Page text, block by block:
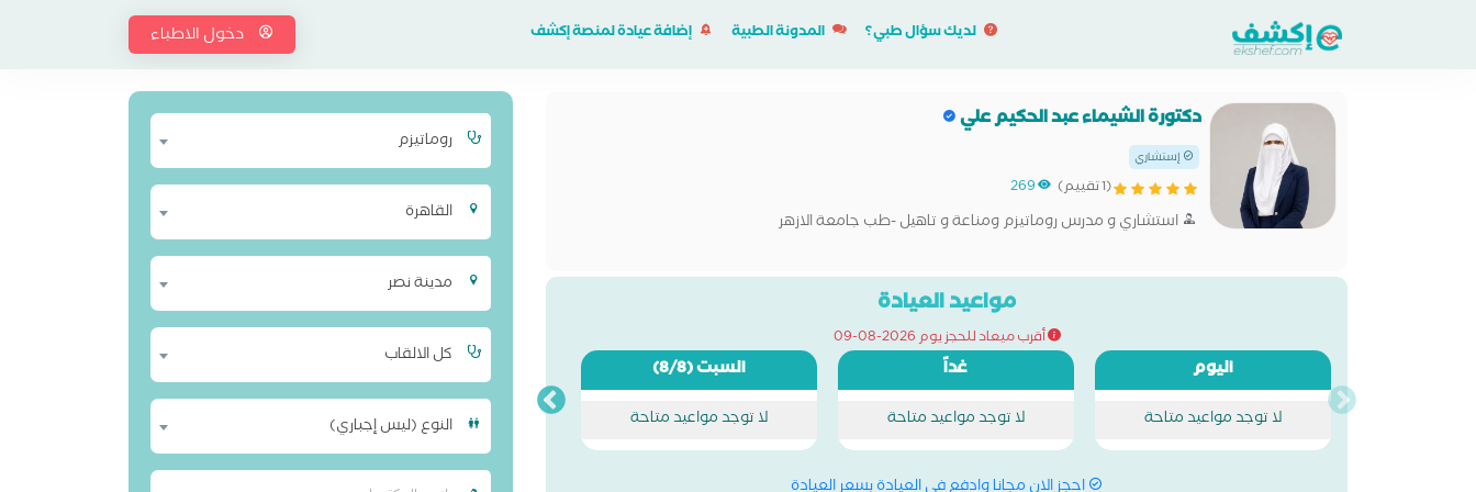
لديك سؤال طبي؟ المدونة الطبية إضافة عيادة لمنصة إكشف دخول الاطباء
دكتورة الشيماء عبد الحكيم علي
إستشاري
(1 تقييم) 269
استشاري و مدرس روماتيزم ومناعة و تاهيل -طب جامعة الازهر
مواعيد العيادة
أقرب ميعاد للحجز يوم 2026-08-09
اليوم
لا توجد مواعيد متاحة
غداً
لا توجد مواعيد متاحة
السبت(8/8)
لا توجد مواعيد متاحة
روماتيزم
القاهرة
مدينة نصر
كل الالقاب
النوع (ليس إجباري)